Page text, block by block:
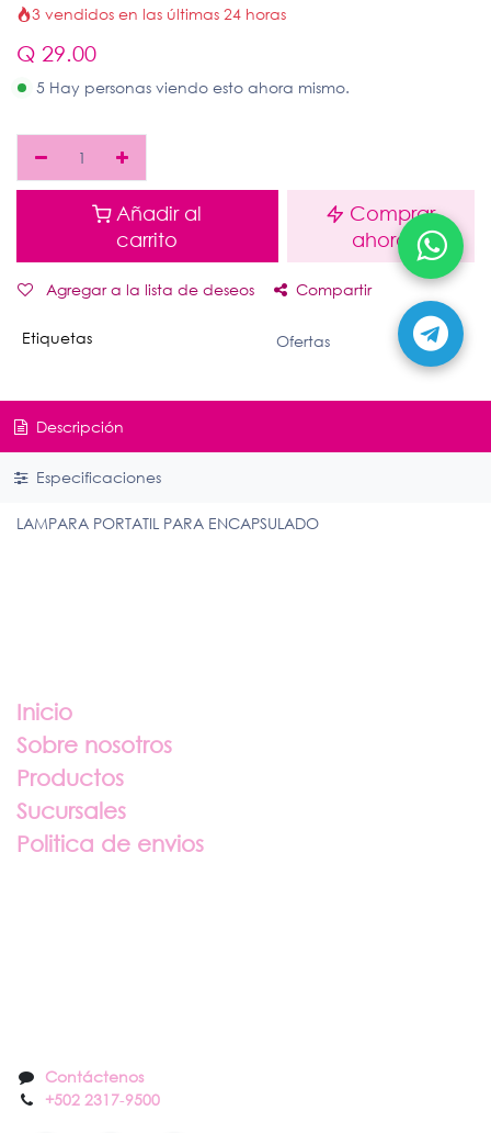
3 vendidos en las últimas 24 horas
Q 29.00
5 Hay personas viendo esto ahora mismo.
Añadir al
carrito
Comprar
ahora
Agregar a la lista de deseos Compartir
Etiquetas Ofertas
Descripción
Especificaciones
LAMPARA PORTATIL PARA ENCAPSULADO
Inicio
Sobre nosotros
Productos
Sucursales
Politica de envios
Contáctenos
+502 2317-9500